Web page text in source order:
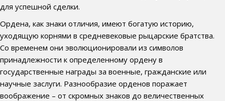
для успешной сделки.
Ордена, как знаки отличия, имеют богатую историю,
уходящую корнями в средневековые рыцарские братства.
Со временем они эволюционировали из символов
принадлежности к определенному ордену в
государственные награды за военные, гражданские или
научные заслуги. Разнообразие орденов поражает
воображение – от скромных знаков до величественных